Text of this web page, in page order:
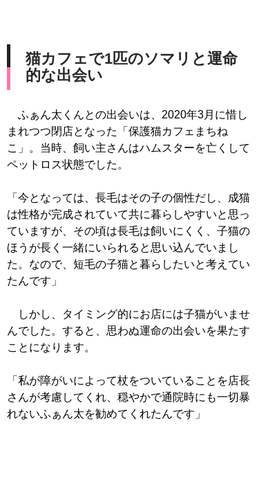
猫カフェで1匹のソマリと運命
的な出会い
ふぁん太くんとの出会いは、2020年3月に惜し
まれつつ閉店となった「保護猫カフェまちね
こ」。当時、飼い主さんはハムスターを亡くして
ペットロス状態でした。
「今となっては、長毛はその子の個性だし、成猫
は性格が完成されていて共に暮らしやすいと思っ
ていますが、その頃は長毛は飼いにくく、子猫の
ほうが長く一緒にいられると思い込んでいまし
た。なので、短毛の子猫と暮らしたいと考えてい
たんです」
しかし、タイミング的にお店には子猫がいませ
んでした。すると、思わぬ運命の出会いを果たす
ことになります。
「私が障がいによって杖をついていることを店長
さんが考慮してくれ、穏やかで通院時にも一切暴
れないふぁん太を勧めてくれたんです」